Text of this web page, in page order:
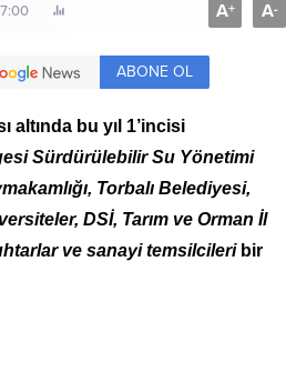
A+ A-
ABONE OL
altında bu yıl 1’incisi
Sürdürülebilir Su Yönetimi
Torbalı Belediyesi,
DSİ, Tarım ve Orman İl
ve sanayi temsilcileri bir